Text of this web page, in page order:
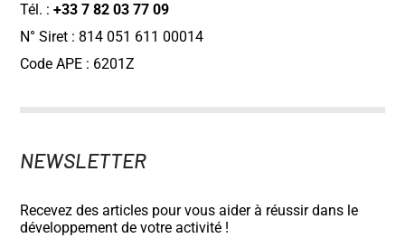
Tél. :+33 7 82 03 77 09
N° Siret : 814 051 611 00014
Code APE : 6201Z
NEWSLETTER
Recevez des articles pour vous aider à réussir dans le
développement de votre activité !